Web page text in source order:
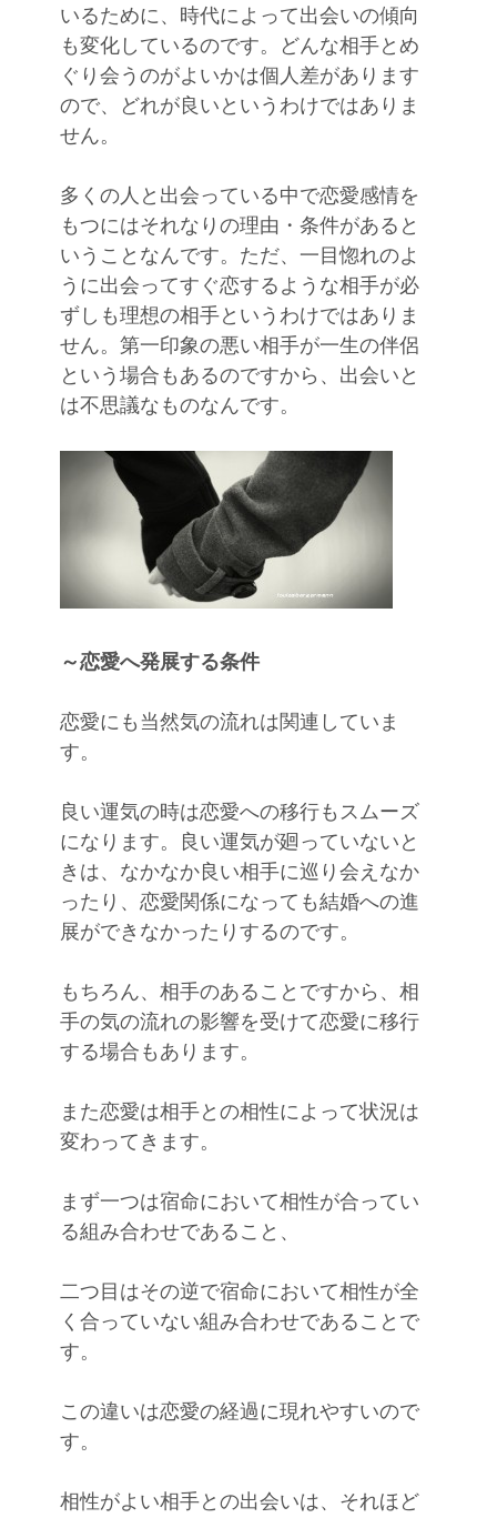
いるために、時代によって出会いの傾向
も変化しているのです。どんな相手とめ
ぐり会うのがよいかは個人差があります
ので、どれが良いというわけではありま
せん。
多くの人と出会っている中で恋愛感情を
もつにはそれなりの理由・条件があると
いうことなんです。ただ、一目惚れのよ
うに出会ってすぐ恋するような相手が必
ずしも理想の相手というわけではありま
せん。第一印象の悪い相手が一生の伴侶
という場合もあるのですから、出会いと
は不思議なものなんです。
～恋愛へ発展する条件
恋愛にも当然気の流れは関連していま
す。
良い運気の時は恋愛への移行もスムーズ
になります。良い運気が廻っていないと
きは、なかなか良い相手に巡り会えなか
ったり、恋愛関係になっても結婚への進
展ができなかったりするのです。
もちろん、相手のあることですから、相
手の気の流れの影響を受けて恋愛に移行
する場合もあります。
また恋愛は相手との相性によって状況は
変わってきます。
まず一つは宿命において相性が合ってい
る組み合わせであること、
二つ目はその逆で宿命において相性が全
く合っていない組み合わせであることで
す。
この違いは恋愛の経過に現れやすいので
す。
相性がよい相手との出会いは、それほど